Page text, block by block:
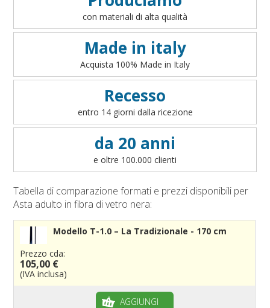
Accessori bandiere per auto
Art. 2 - Informazioni precontrattuali per il consumatore
- art. 49 del D.lgs 206/2005
Art. 3 - Conclusione ed efficacia del contratto
Art. 4 - Disponibilità dei prodotti
Art. 5 - Modalità di pagamento
Art. 6 - Prezzi
Art. 7 - Diritto di recesso
Art. 8 - Garanzia legale di conformità
Art. 10 - Responsabilità
Art. 11 - Accesso al sito
Art. 13 - Integralità
con materiali di alta qualità
Made in italy
Acquista 100% Made in Italy
Recesso
entro 14 giorni dalla ricezione
da 20 anni
e oltre 100.000 clienti
Tabella di comparazione formati e prezzi disponibili per
Asta adulto in fibra di vetro nera:
Modello T-1.0 – La Tradizionale - 170 cm
Prezzo cda:
105,00 €
(IVA inclusa)
AGGIUNGI